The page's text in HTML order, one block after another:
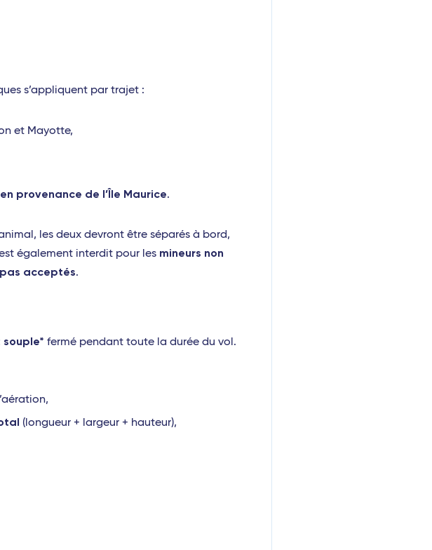
s’appliquent par trajet :
et Mayotte,
provenance de l’Île Maurice.
les deux devront être séparés à bord,
également interdit pour les mineurs non
acceptés.
fermé pendant toute la durée du vol.
(longueur + largeur + hauteur),